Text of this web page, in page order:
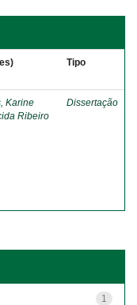
Tipo
Karine
Ribeiro
Dissertação
1